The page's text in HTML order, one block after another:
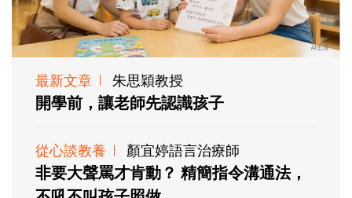
最新文章 朱思穎教授
開學前，讓老師先認識孩子
從心談教養 顏宜婷語言治療師
非要大聲罵才肯動？ 精簡指令溝通法，